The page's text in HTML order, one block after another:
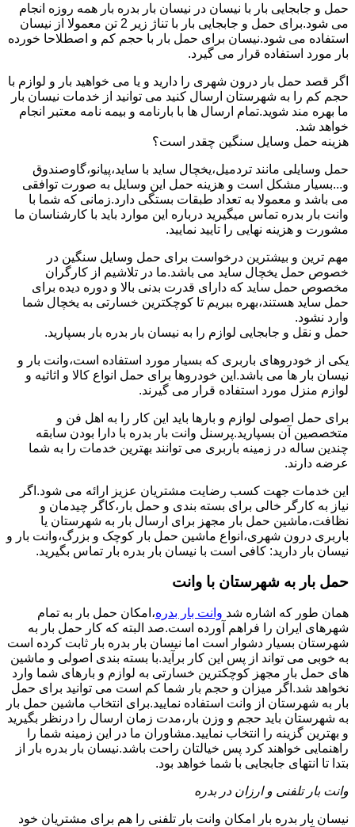
حمل و جابجایی بار با نیسان در نیسان بار بدره بار همه روزه انجام
می شود.برای حمل و جابجایی بار با تناژ زیر 2 تن معمولا از نیسان
استفاده می شود.نیسان برای حمل بار با حجم کم و اصطلاحا خورده
بار مورد استفاده قرار می گیرد.
اگر قصد حمل بار درون شهری را دارید و یا می خواهید بار و لوازم با
حجم کم را به شهرستان ارسال کنید می توانید از خدمات نیسان بار
ما بهره مند شوید.تمام ارسال ها با بارنامه و بیمه نامه معتبر انجام
خواهد شد.
هزینه حمل وسایل سنگین چقدر است؟
حمل وسایلی مانند تردمیل،یخچال ساید با ساید،پیانو،گاوصندوق
و...بسیار مشکل است و هزینه حمل این وسایل به صورت توافقی
می باشد و معمولا به تعداد طبقات بستگی دارد.زمانی که شما با
وانت بار بدره تماس میگیرید درباره این موارد باید با کارشناسان ما
مشورت و هزینه نهایی را تایید نمایید.
مهم ترین و بیشترین درخواست برای حمل وسایل سنگین در
خصوص حمل یخچال ساید می باشد.ما در تلاشیم از کارگران
مخصوص حمل ساید که دارای قدرت بدنی بالا و دوره دیده برای
حمل ساید هستند،بهره ببریم تا کوچکترین خسارتی به یخچال شما
وارد نشود.
حمل و نقل و جابجایی لوازم را به نیسان بار بدره بار بسپارید.
یکی از خودروهای باربری که بسیار مورد استفاده است،وانت بار و
نیسان بار ها می باشد.این خودروها برای حمل انواع کالا و اثاثیه و
لوازم منزل مورد استفاده قرار می گیرند.
برای حمل اصولی لوازم و بارها باید این کار را به اهل فن و
متخصصین آن بسپارید.پرسنل وانت بار بدره با دارا بودن سابقه
چندین ساله در زمینه باربری می توانند بهترین خدمات را به شما
عرضه دارند.
این خدمات جهت کسب رضایت مشتریان عزیز ارائه می شود.اگر
نیاز به کارگر خالی برای بسته بندی و حمل بار،کاگر چیدمان و
نظافت،ماشین حمل بار مجهز برای ارسال بار به شهرستان یا
باربری درون شهری،انواع ماشین حمل بار کوچک و بزرگ،وانت بار و
نیسان بار دارید: کافی است با نیسان بار بدره بار تماس بگیرید.
حمل بار به شهرستان با وانت
همان طور که اشاره شد وانت بار بدره،امکان حمل بار به تمام
شهرهای ایران را فراهم آورده است.صد البته که کار حمل بار به
شهرستان بسیار دشوار است اما نیسان بار بدره بار ثابت کرده است
به خوبی می تواند از پس این کار برآید.با بسته بندی اصولی و ماشین
های حمل بار مجهز کوچکترین خسارتی به لوازم و بارهای شما وارد
نخواهد شد.اگر میزان و حجم بار شما کم است می توانید برای حمل
بار به شهرستان از وانت استفاده نمایید.برای انتخاب ماشین حمل بار
به شهرستان باید حجم و وزن بار،مدت زمان ارسال را درنظر بگیرید
و بهترین گزینه را انتخاب نمایید.مشاوران ما در این زمینه شما را
راهنمایی خواهند کرد پس خیالتان راحت باشد.نیسان بار بدره بار از
بتدا تا انتهای جابجایی با شما خواهد بود.
وانت بار تلفنی و ارزان در بدره
نیسان بار بدره بار امکان وانت بار تلفنی را هم برای مشتریان خود